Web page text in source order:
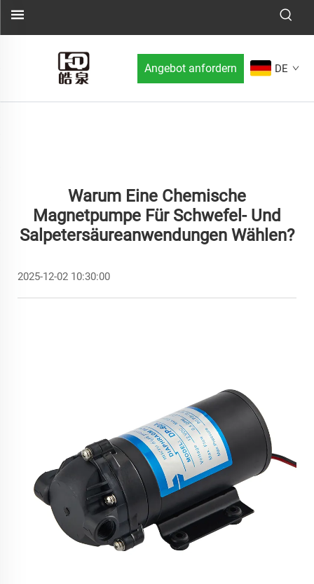
Angebot anfordern DE
Warum Eine Chemische
Magnetpumpe Für Schwefel- Und
Salpetersäureanwendungen Wählen?
2025-12-02 10:30:00